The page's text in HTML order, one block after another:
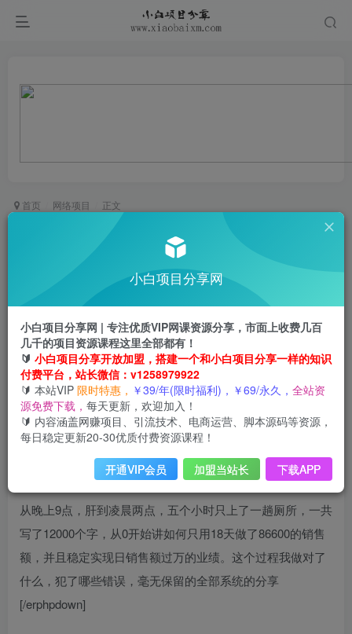
首页 网络项目 正文
某付费文章：从0开始做拼多多18天收入86600
元，客单价600块稳定日销过万，我都做对了什
小白项目
2年前发布
从晚上9点，肝到凌晨两点，五个小时只上了一趟厕所，一共
写了12000个字，从0开始讲如何只用18天做了86600的销售
额，并且稳定实现日销售额过万的业绩。这个过程我做对了
什么，犯了哪些错误，毫无保留的全部系统的分享
[/erphpdown]
小白项目分享网
小白项目分享网 | 专注优质VIP网课资源分享，市面上收费几百
几千的项目资源课程这里全部都有！
🔰 小白项目分享开放加盟，搭建一个和小白项目分享一样的知识
付费平台，站长微信：v1258979922
🔰 本站VIP 限时特惠， ￥39/年(限时福利)，￥69/永久， 全站资
源免费下载， 每天更新，欢迎加入！
🔰 内容涵盖网赚项目、引流技术、电商运营、脚本源码等资源，
每日稳定更新20-30优质付费资源课程！
开通VIP会员 加盟当站长 下载APP